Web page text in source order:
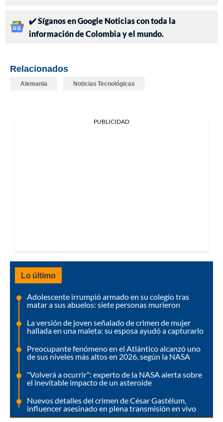
✔️ Síganos en Google Noticias con toda la
información de Colombia y el mundo.
Relacionados
Alemania Noticias Tecnológicas
PUBLICIDAD
Lo último
Adolescente irrumpió armado en su colegio tras
matar a sus abuelos: siete personas murieron
La versión de joven señalado de crimen de mujer
hallada en una maleta: su esposa ayudó a capturarlo
Preocupante fenómeno en el Atlántico alcanzó uno
de sus niveles más altos en 2026, según la NASA
"Volverá a ocurrir": experto de la NASA alerta sobre
el inevitable impacto de un asteroide
Nuevos detalles del crimen de César Gastélum,
influencer asesinado en plena transmisión en vivo